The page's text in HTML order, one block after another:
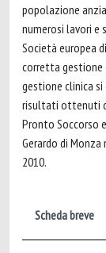
popolazione
numerosi lavori e
Società europea
corretta gestione
gestione clinica
risultati ottenuti
Pronto Soccorso
Gerardo di
2010.
Scheda breve